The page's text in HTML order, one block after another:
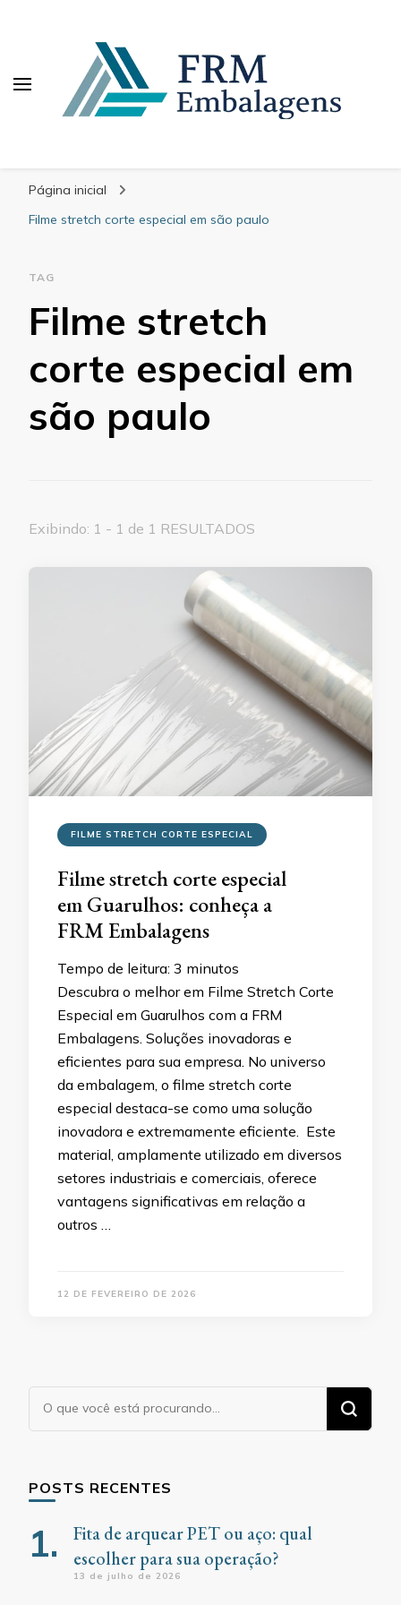
Página inicial
Filme stretch corte especial em são paulo
TAG
Filme stretch
corte especial em
são paulo
Exibindo: 1 - 1 de 1 RESULTADOS
FILME STRETCH CORTE ESPECIAL
Filme stretch corte especial
em Guarulhos: conheça a
FRM Embalagens
Tempo de leitura: 3 minutos
Descubra o melhor em Filme Stretch Corte
Especial em Guarulhos com a FRM
Embalagens. Soluções inovadoras e
eficientes para sua empresa. No universo
da embalagem, o filme stretch corte
especial destaca-se como uma solução
inovadora e extremamente eficiente. Este
material, amplamente utilizado em diversos
setores industriais e comerciais, oferece
vantagens significativas em relação a
outros …
12 DE FEVEREIRO DE 2026
Procurando
algo?
POSTS RECENTES
Fita de arquear PET ou aço: qual
escolher para sua operação?
13 de julho de 2026